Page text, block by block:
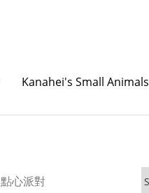
Kanahei's Small Animals
點心派對